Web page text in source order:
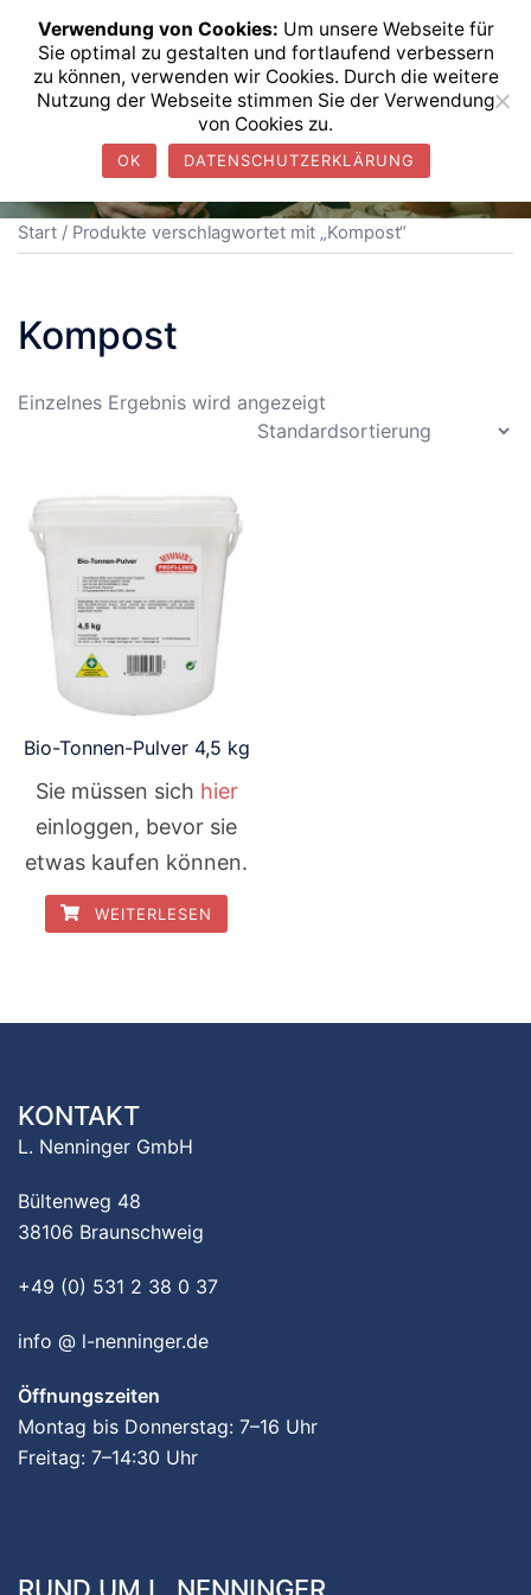
content
Ludwig Nenninger GmbH
seit 1949
Search
Start / Produkte verschlagwortet mit „Kompost“
Kompost
Einzelnes Ergebnis wird angezeigt
Bio-Tonnen-Pulver 4,5 kg
Sie müssen sich hier
einloggen, bevor sie
etwas kaufen können.
WEITERLESEN
KONTAKT
L. Nenninger GmbH
Bültenweg 48
38106 Braunschweig
+49 (0) 531 2 38 0 37
info @ l-nenninger.de
Öffnungszeiten
Montag bis Donnerstag: 7–16 Uhr
Freitag: 7–14:30 Uhr
Verwendung von Cookies: Um unsere Webseite für
Sie optimal zu gestalten und fortlaufend verbessern
zu können, verwenden wir Cookies. Durch die weitere
Nutzung der Webseite stimmen Sie der Verwendung
von Cookies zu.
OK DATENSCHUTZERKLÄRUNG